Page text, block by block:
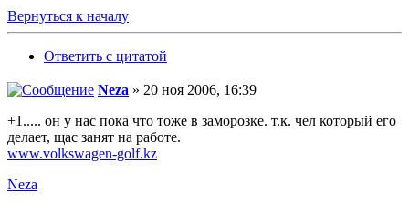
Вернуться к началу
Ответить с цитатой
Neza » 20 ноя 2006, 16:39
+1..... он у нас пока что тоже в заморозке. т.к. чел который его
делает, щас занят на работе.
www.volkswagen-golf.kz
Neza